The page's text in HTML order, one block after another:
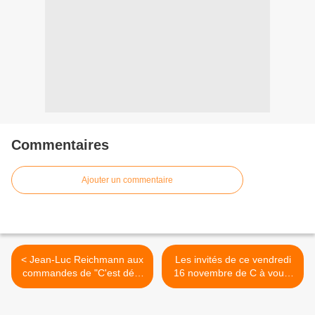
Commentaires
Ajouter un commentaire
< Jean-Luc Reichmann aux
commandes de "C'est déjà
Noël" dès le 3 décembre à
Les invités de ce vendredi
16 novembre de C à vous,
TPMP ouvert à tous,